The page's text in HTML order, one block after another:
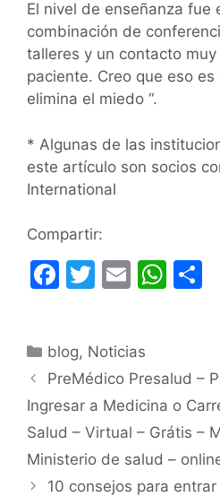
El nivel de enseñanza fue
combinación de
talleres y un contacto
paciente. Creo que eso
elimina el miedo “.
* Algunas de las
este artículo son socios
International
Compartir:
F
e
b
o
o
k
T
er
E
l
W
A
p
p
Categorías
blog, Noticias
PreMédico Presalud –
Ingresar a Medicina o
Salud – Virtual – Grátis –
Ministerio de salud –
10 consejos para